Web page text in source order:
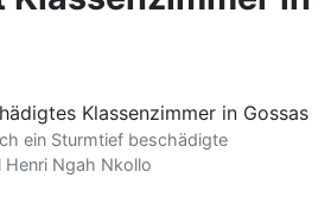
ein Sturmtief beschädigte
Ngah Nkollo